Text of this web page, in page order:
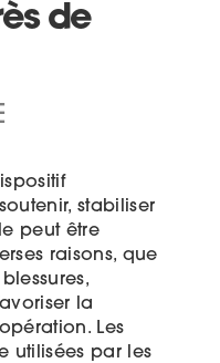
de
stabiliser
peut être
raisons, que
la
Les
utilisées par les